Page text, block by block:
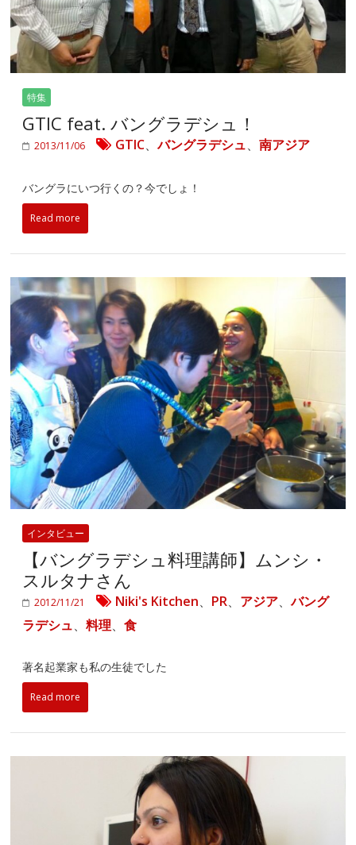
特集
GTIC feat. バングラデシュ！
2013/11/06 GTIC、バングラデシュ、南アジア
バングラにいつ行くの？今でしょ！
Read more
インタビュー
【バングラデシュ料理講師】ムンシ・
スルタナさん
2012/11/21 Niki's Kitchen、 PR、 アジア、バング
ラデシュ、料理、食
著名起業家も私の生徒でした
Read more